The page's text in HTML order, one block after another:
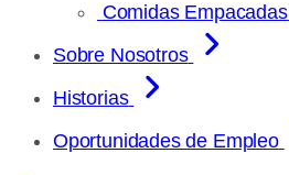
Comidas Empacadas
Sobre Nosotros
Historias
Oportunidades de Empleo